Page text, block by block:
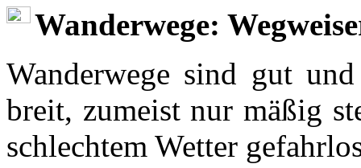
Wanderwege:
Wanderwege sind gut
breit, zumeist nur mäßig
schlechtem Wetter